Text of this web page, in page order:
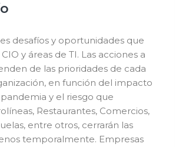
desafíos y oportunidades que
y áreas de TI. Las acciones a
de las prioridades de cada
en función del impacto
y el riesgo que
Restaurantes, Comercios,
entre otros, cerrarán las
temporalmente. Empresas